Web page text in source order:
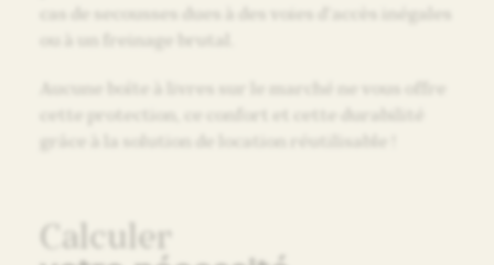
cas de secousses dues à des voies d’accès inégales
ou à un freinage brutal.
cette protection, ce confort et cette durabilité
grâce à la solution de location réutilisable !
Calculer